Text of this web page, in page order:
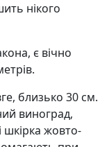
нікого
є вічно
близько 30 см.
виноград,
шкірка жовто-